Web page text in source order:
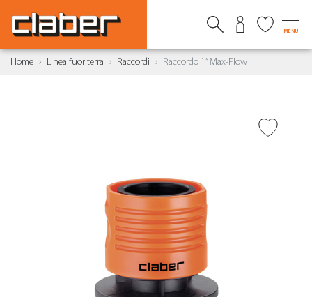
MENU
Home Linea fuoriterra Raccordi Raccordo 1” Max-Flow